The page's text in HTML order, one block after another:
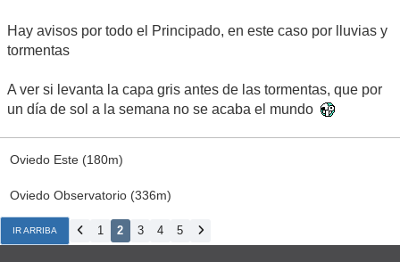
Hay avisos por todo el Principado, en este caso por lluvias y
tormentas
A ver si levanta la capa gris antes de las tormentas, que por
un día de sol a la semana no se acaba el mundo
Oviedo Este (180m)
Oviedo Observatorio (336m)
IR ARRIBA 1 2 3 4 5